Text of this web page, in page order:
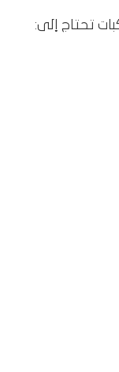
تحتاج إلى: